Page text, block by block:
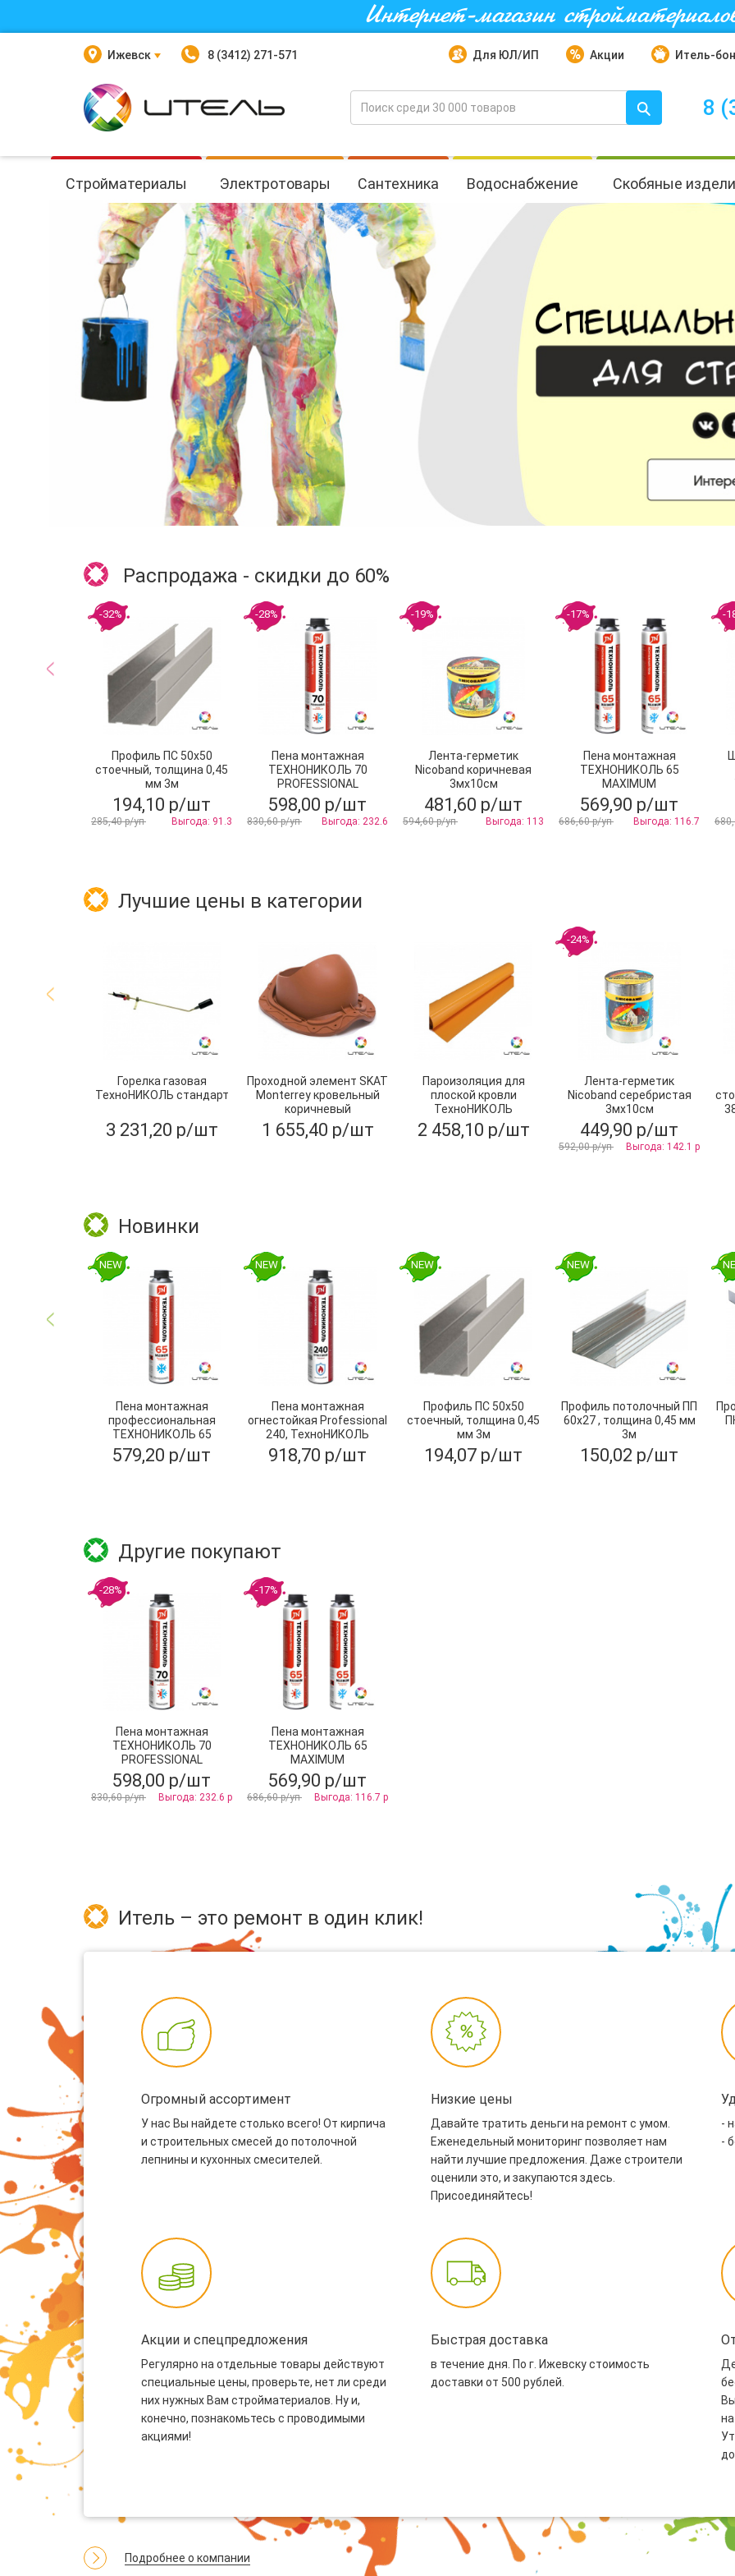
Интернет-магазин
Ижевск 8 (3412) 271-571 Для ЮЛ/ИП Акции Итель-
8
Стройматериалы Электротовары Сантехника Водоснабжение Скобяные
Распродажа - скидки до 60%
-32%
Профиль ПС 50х50
стоечный, толщина 0,45
мм 3м
194,10 р/шт
285,40 р/уп Выгода: 91.3
-28%
Пена монтажная
ТЕХНОНИКОЛЬ 70
PROFESSIONAL
всесезонная
598,00 р/шт
830,60 р/уп Выгода: 232.6
-19%
Лента-герметик
Nicoband коричневая
3мх10см
481,60 р/шт
594,60 р/уп Выгода: 113
-17%
Пена монтажная
ТЕХНОНИКОЛЬ 65
MAXIMUM
профессиональная
всесезонная
569,90 р/шт
686,60 р/уп Выгода: 116.7
-
Лучшие цены в категории
Горелка газовая
ТехноНИКОЛЬ стандарт
3 231,20 р/шт
Проходной элемент SKAT
Monterrey кровельный
коричневый
1 655,40 р/шт
Пароизоляция для
плоской кровли
ТехноНИКОЛЬ
30000х3000 мм
2 458,10 р/шт
-24%
Лента-герметик
Nicoband серебристая
3мх10см
449,90 р/шт
592,00 р/уп Выгода: 142.1 р
Новинки
NEW
Пена монтажная
профессиональная
ТЕХНОНИКОЛЬ 65
MAXIMUM зимняя
579,20 р/шт
NEW
Пена монтажная
огнестойкая Professional
240, ТехноНИКОЛЬ
918,70 р/шт
NEW
Профиль ПС 50х50
стоечный, толщина 0,45
мм 3м
194,07 р/шт
NEW
Профиль потолочный ПП
60х27 , толщина 0,45 мм
3м
150,02 р/шт
Другие покупают
-28%
Пена монтажная
ТЕХНОНИКОЛЬ 70
PROFESSIONAL
всесезонная
598,00 р/шт
830,60 р/уп Выгода: 232.6 р
-17%
Пена монтажная
ТЕХНОНИКОЛЬ 65
MAXIMUM
профессиональная
всесезонная
569,90 р/шт
686,60 р/уп Выгода: 116.7 р
Итель – это ремонт в один клик!
Огромный ассортимент
У нас Вы найдете столько всего! От кирпича
и строительных смесей до потолочной
лепнины и кухонных смесителей.
Низкие цены
Давайте тратить деньги на ремонт с умом.
Еженедельный мониторинг позволяет нам
найти лучшие предложения. Даже строители
оценили это, и закупаются здесь.
Присоединяйтесь!
-
-
Акции и спецпредложения
Регулярно на отдельные товары действуют
специальные цены, проверьте, нет ли среди
них нужных Вам стройматериалов. Ну и,
конечно, познакомьтесь с проводимыми
акциями!
Быстрая доставка
в течение дня. По г. Ижевску стоимость
доставки от 500 рублей.
Подробнее о компании